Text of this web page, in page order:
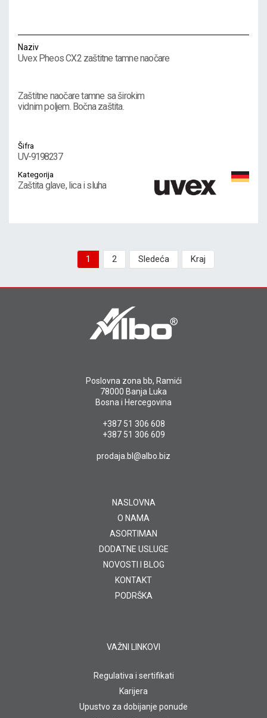
Naziv
Uvex Pheos CX2 zaštitne tamne naočare
Zaštitne naočare tamne sa širokim
vidnim poljem. Bočna zaštita.
Šifra
UV-9198237
Kategorija
Zaštita glave, lica i sluha
1 2 Sledeća Kraj
Poslovna zona bb, Ramići
78000 Banja Luka
Bosna i Hercegovina
+387 51 306 608
+387 51 306 609
prodaja.bl@albo.biz
NASLOVNA
O NAMA
ASORTIMAN
DODATNE USLUGE
NOVOSTI I BLOG
KONTAKT
PODRŠKA
VAŽNI LINKOVI
Regulativa i sertifikati
Karijera
Upustvo za dobijanje ponude